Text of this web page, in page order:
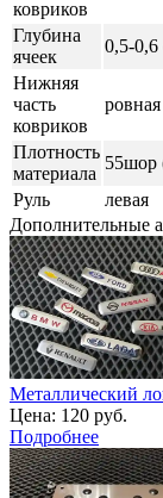
ковриков
Глубина
ячеек
0,5-0,6
Нижняя
часть
ковриков
Плотность
материала
55шор
Руль
левая
Дополнительные
Металлический
Цена: 120 руб.
Подробнее